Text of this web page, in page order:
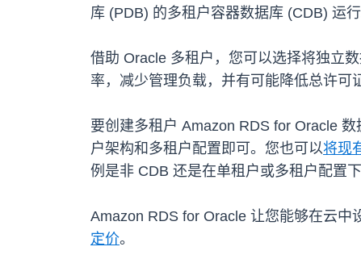
库 (PDB) 的多租户容器数据库 (CDB) 运
借助 Oracle 多租户，您可以选择将独立
率，减少管理负载，并有可能降低总许可
要创建多租户 Amazon RDS for Oracle
户架构和多租户配置即可。您也可以将现
例是非 CDB 还是在单租户或多租户配置
Amazon RDS for Oracle 让您能够在云中
定价。